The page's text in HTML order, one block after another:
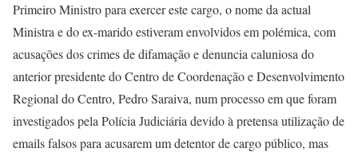
Primeiro Ministro para exercer este cargo, o nome da actual
Ministra e do ex-marido estiveram envolvidos em polémica, com
acusações dos crimes de difamação e denuncia caluniosa do
anterior presidente do Centro de Coordenação e Desenvolvimento
Regional do Centro, Pedro Saraiva, num processo em que foram
investigados pela Polícia Judiciária devido à pretensa utilização de
emails falsos para acusarem um detentor de cargo público, mas